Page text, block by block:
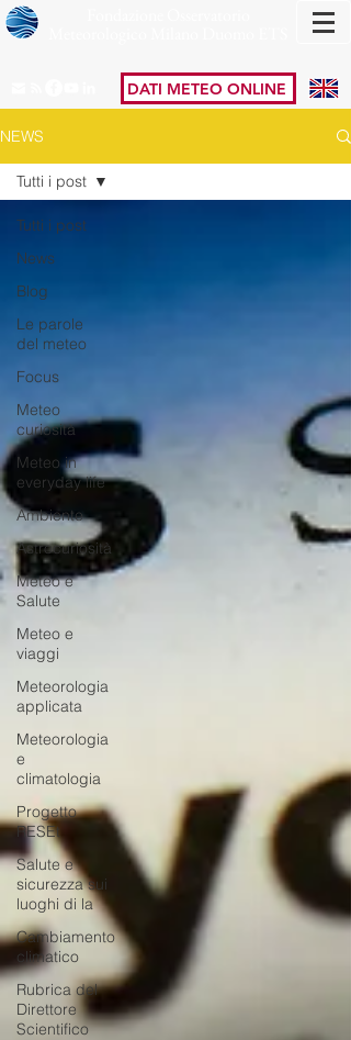
DATI METEO ONLINE
NEWS
Tutti i post
News
Blog
Le parole
del meteo
Focus
Meteo
curiosità
Meteo in
everyday life
Ambiente
Astrocuriosità
Meteo e
Salute
Meteo e
viaggi
Meteorologia
applicata
Meteorologia
e
climatologia
Progetto
RESEt
Salute e
sicurezza sui
luoghi di la
Cambiamento
climatico
Rubrica del
Direttore
Scientifico
Tutti i post